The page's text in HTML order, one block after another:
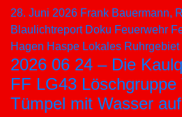
28. Juni 2026 Frank Bauermann,
Blaulichtreport Doku Feuerwehr
Hagen Haspe Lokales Ruhrgebiet
2026 06 24 – Die
FF LG43
Tümpel mit Wasser auf